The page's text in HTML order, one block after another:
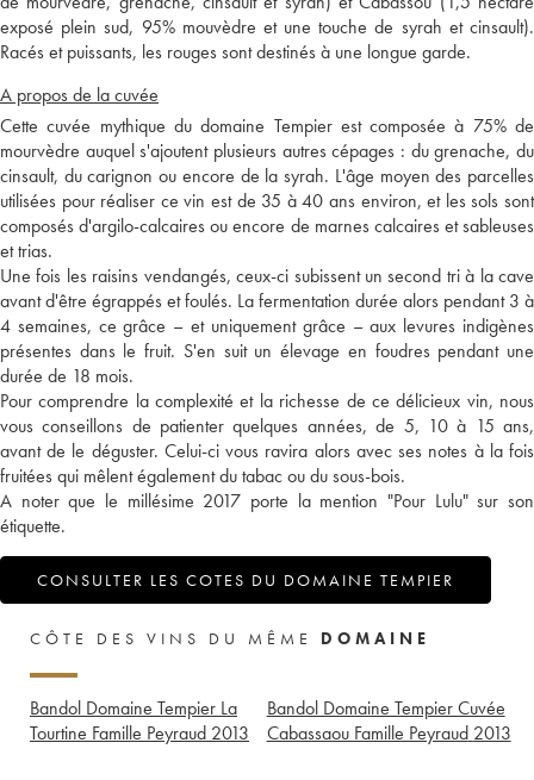
exposé plein sud, 95% mouvèdre et une touche de syrah et cinsault).
Racés et puissants, les rouges sont destinés à une longue garde.
A propos de la cuvée
Cette cuvée mythique du domaine Tempier est composée à 75% de
mourvèdre auquel s'ajoutent plusieurs autres cépages : du grenache, du
cinsault, du carignon ou encore de la syrah. L'âge moyen des parcelles
utilisées pour réaliser ce vin est de 35 à 40 ans environ, et les sols sont
composés d'argilo-calcaires ou encore de marnes calcaires et sableuses
et trias.
Une fois les raisins vendangés, ceux-ci subissent un second tri à la cave
avant d'être égrappés et foulés. La fermentation durée alors pendant 3 à
4 semaines, ce grâce – et uniquement grâce – aux levures indigènes
présentes dans le fruit. S'en suit un élevage en foudres pendant une
durée de 18 mois.
Pour comprendre la complexité et la richesse de ce délicieux vin, nous
vous conseillons de patienter quelques années, de 5, 10 à 15 ans,
avant de le déguster. Celui-ci vous ravira alors avec ses notes à la fois
fruitées qui mêlent également du tabac ou du sous-bois.
A noter que le millésime 2017 porte la mention "Pour Lulu" sur son
étiquette.
CONSULTER LES COTES DU DOMAINE TEMPIER
CÔTE DES VINS DU MÊME DOMAINE
Bandol Domaine Tempier La
Tourtine Famille Peyraud 2013
Bandol Domaine Tempier Cuvée
Cabassaou Famille Peyraud 2013